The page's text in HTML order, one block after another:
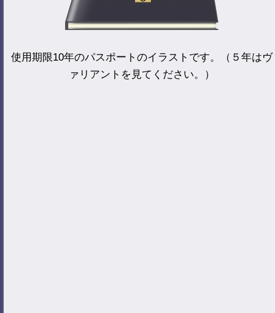
使用期限10年のパスポートのイラストです。（５年はヴ
ァリアントを見てください。）